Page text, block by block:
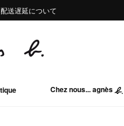
配送遅延について
送遅延について
配送遅延について
Chez nous... agnès